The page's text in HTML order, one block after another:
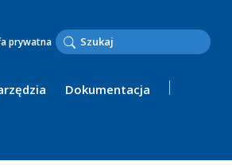
prywatna
Dokumentacja